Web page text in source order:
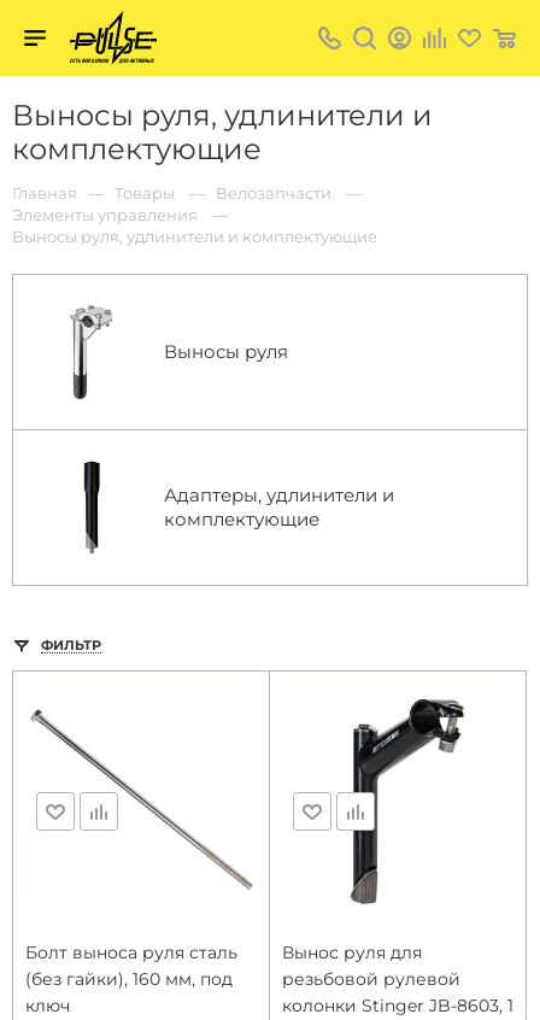
Выносы руля, удлинители и
комплектующие
пульс:
сеть
магазинов
активных
в
Барнауле:
Главная Товары
Велозапчасти
Элементы управления
Выносы руля, удлинители и комплектующие
Выносы руля
Адаптеры, удлинители и
комплектующие
ФИЛЬТР
Болт выноса руля сталь
(без гайки), 160 мм, под
ключ
Вынос руля для
резьбовой рулевой
колонки Stinger JB-8603, 1